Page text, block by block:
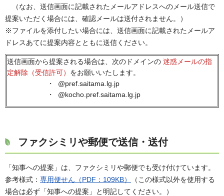
（なお、送信画面に記載されたメールアドレスへのメール送信で
提案いただく場合には、確認メールは送付されません。）
※ファイルを添付したい場合には、送信画面に記載されたメールア
ドレスあてに提案内容とともに送信ください。
送信画面から提案される場合は、次のドメインの 迷惑メールの指
定解除（受信許可） をお願いいたします。
・ @pref.saitama.lg.jp
・ @kocho.pref.saitama.lg.jp
ファクシミリや郵便で送信・送付
「知事への提案」は、ファクシミリや郵便でも受け付けています。
参考様式： 専用便せん（PDF：109KB）
（この様式以外を使用する
場合は必ず「知事への提案」と明記してください。）